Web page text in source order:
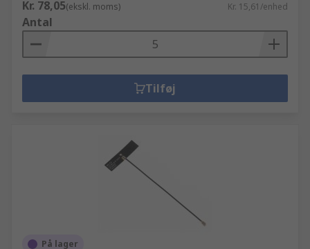
Kr. 78,05(ekskl. moms) Kr. 15,61/enhed
Antal
Tilføj
På lager